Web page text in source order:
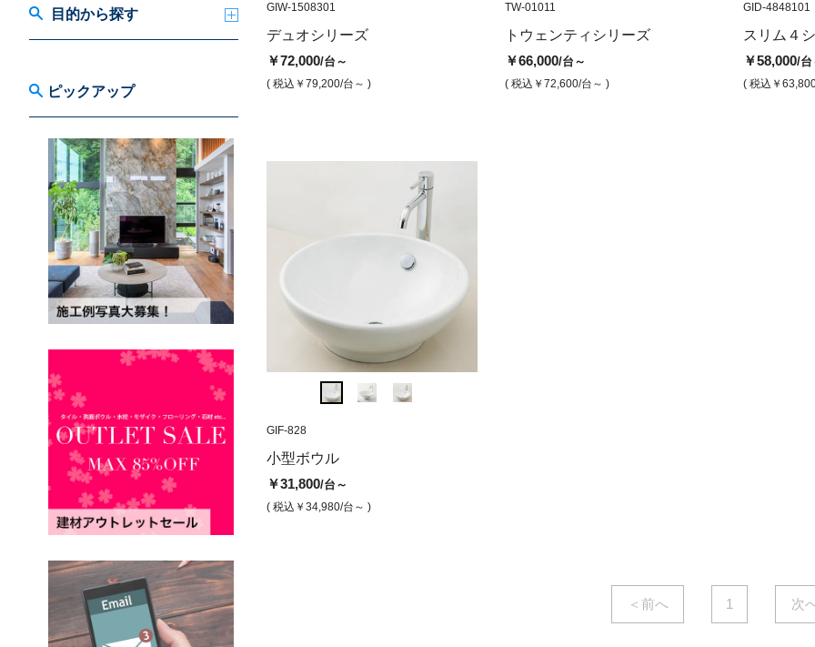
目的から探す
ピックアップ
GIW-1508201 GIW-1508301
デュオシリーズ
￥72,000/台～
( 税込￥79,200/台～ )
GIW-1508301
デュオ700
￥72,000/台
( 税込￥79,200/台 )
GIW-1508001
デュオ400
/台
( 税込￥58,300/台 )
TW-01011
トウェンティ600
￥66,000
( 税込￥72,600 /台 )
TW-01011
トウェンティシリーズ
￥66,000/台～
( 税込￥72,600/台～ )
TW-01011
トウェンティ
￥66,000/台
( 税込￥72,600/台 )
GID-4848101
スリム4 ラウンド480（光沢仕上
げ）
￥58,000/台
GID-4848101
スリム４
￥58,000/台
( 税込￥
GIF-610
タッ
￥
( 税込￥
GI-L310
フォーリ1
￥49,000
( 税込￥53,900/台 )
GIF-828
小型ボウル
￥31,800/台～
( 税込￥34,980/台～ )
＜前へ 1 次